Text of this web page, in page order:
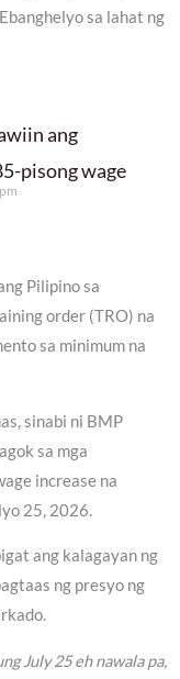
sa lahat ng
ang
pisong wage
Pilipino sa
order (TRO) na
sa minimum na
sinabi ni BMP
sa mga
increase na
25, 2026.
ang kalagayan ng
ng presyo ng
July 25 eh nawala pa,